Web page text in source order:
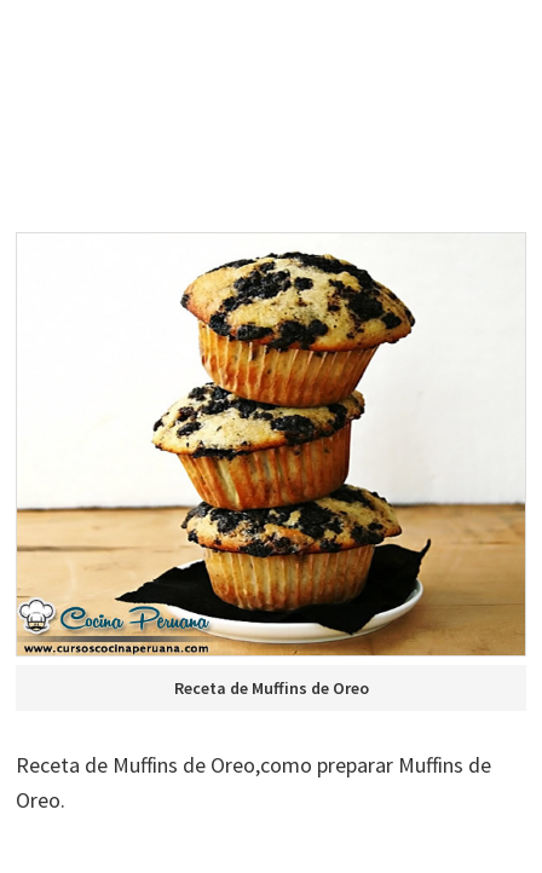
Receta de Muffins de Oreo
Receta de Muffins de Oreo,como preparar Muffins de
Oreo.